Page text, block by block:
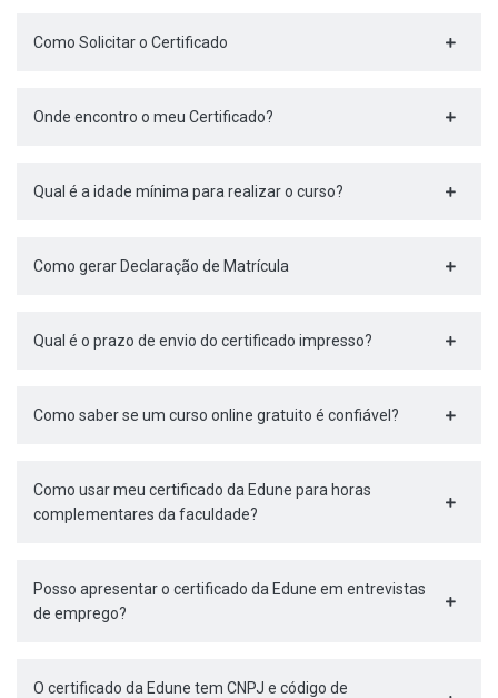
Como Solicitar o Certificado
Onde encontro o meu Certificado?
Qual é a idade mínima para realizar o curso?
Como gerar Declaração de Matrícula
Qual é o prazo de envio do certificado impresso?
Como saber se um curso online gratuito é confiável?
Como usar meu certificado da Edune para horas
complementares da faculdade?
Posso apresentar o certificado da Edune em entrevistas
de emprego?
O certificado da Edune tem CNPJ e código de